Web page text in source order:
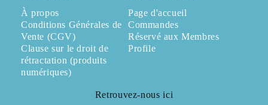
À propos
Conditions Générales de
Vente (CGV)
Clause sur le droit de
rétractation (produits
numériques)
Page d'accueil
Commandes
Réservé aux Membres
Profile
Retrouvez-nous ici